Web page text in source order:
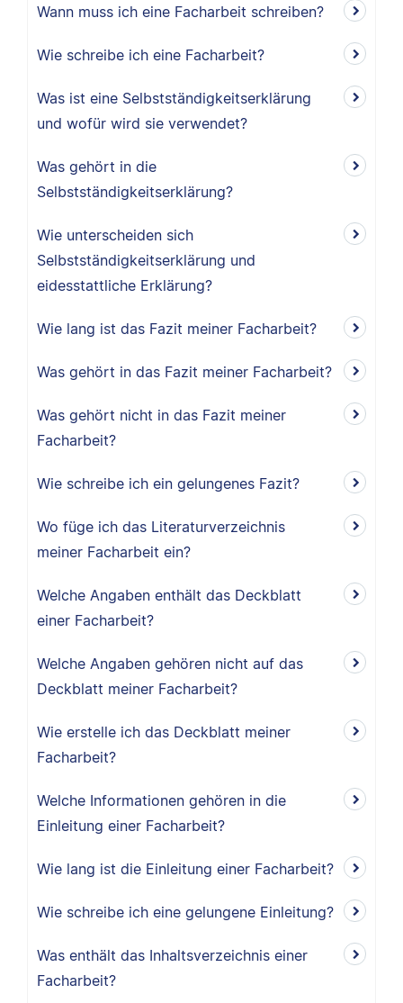
Wann muss ich eine Facharbeit schreiben?
Wie schreibe ich eine Facharbeit?
Was ist eine Selbstständigkeitserklärung
und wofür wird sie verwendet?
Was gehört in die
Selbstständigkeitserklärung?
Wie unterscheiden sich
Selbstständigkeitserklärung und
eidesstattliche Erklärung?
Wie lang ist das Fazit meiner Facharbeit?
Was gehört in das Fazit meiner Facharbeit?
Was gehört nicht in das Fazit meiner
Facharbeit?
Wie schreibe ich ein gelungenes Fazit?
Wo füge ich das Literaturverzeichnis
meiner Facharbeit ein?
Welche Angaben enthält das Deckblatt
einer Facharbeit?
Welche Angaben gehören nicht auf das
Deckblatt meiner Facharbeit?
Wie erstelle ich das Deckblatt meiner
Facharbeit?
Welche Informationen gehören in die
Einleitung einer Facharbeit?
Wie lang ist die Einleitung einer Facharbeit?
Wie schreibe ich eine gelungene Einleitung?
Was enthält das Inhaltsverzeichnis einer
Facharbeit?